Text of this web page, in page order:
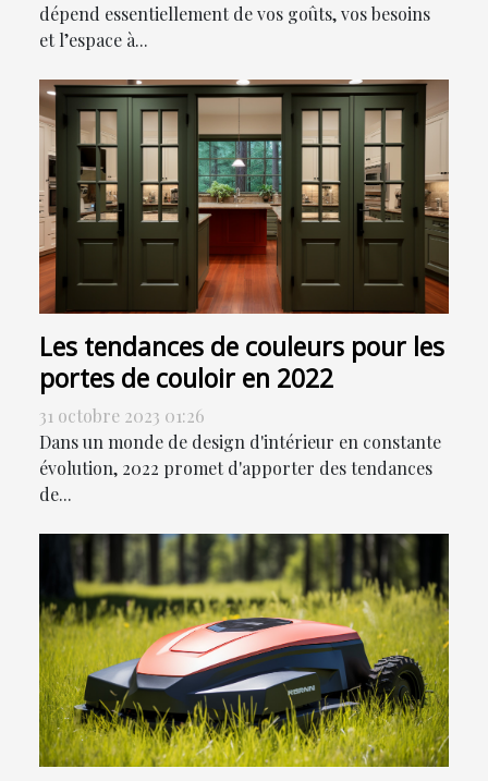
dépend essentiellement de vos goûts, vos besoins
et l’espace à...
Les tendances de couleurs pour les
portes de couloir en 2022
31 octobre 2023 01:26
Dans un monde de design d'intérieur en constante
évolution, 2022 promet d'apporter des tendances
de...